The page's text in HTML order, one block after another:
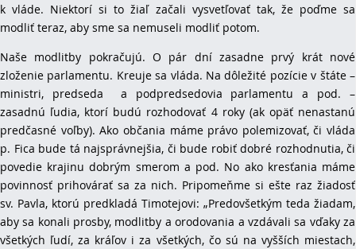
k vláde. Niektorí si to žiaľ začali vysvetľovať tak, že poďme sa
modliť teraz, aby sme sa nemuseli modliť potom.
Naše modlitby pokračujú. O pár dní zasadne prvý krát nové
zloženie parlamentu. Kreuje sa vláda. Na dôležité pozície v štáte –
ministri, predseda a podpredsedovia parlamentu a pod. –
zasadnú ľudia, ktorí budú rozhodovať 4 roky (ak opäť nenastanú
predčasné voľby). Ako občania máme právo polemizovať, či vláda
p. Fica bude tá najsprávnejšia, či bude robiť dobré rozhodnutia, či
povedie krajinu dobrým smerom a pod. No ako kresťania máme
povinnosť prihovárať sa za nich. Pripomeňme si ešte raz žiadosť
sv. Pavla, ktorú predkladá Timotejovi: „Predovšetkým teda žiadam,
aby sa konali prosby, modlitby a orodovania a vzdávali sa vďaky za
všetkých ľudí, za kráľov i za všetkých, čo sú na vyšších miestach,